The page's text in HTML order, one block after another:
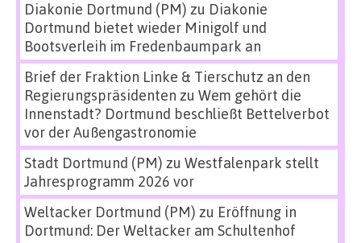
Diakonie Dortmund (PM) zu Diakonie
Dortmund bietet wieder Minigolf und
Bootsverleih im Fredenbaumpark an
Brief der Fraktion Linke & Tierschutz an den
Regierungspräsidenten zu Wem gehört die
Innenstadt? Dortmund beschließt Bettelverbot
vor der Außengastronomie
Stadt Dortmund (PM) zu Westfalenpark stellt
Jahresprogramm 2026 vor
Weltacker Dortmund (PM) zu Eröffnung in
Dortmund: Der Weltacker am Schultenhof